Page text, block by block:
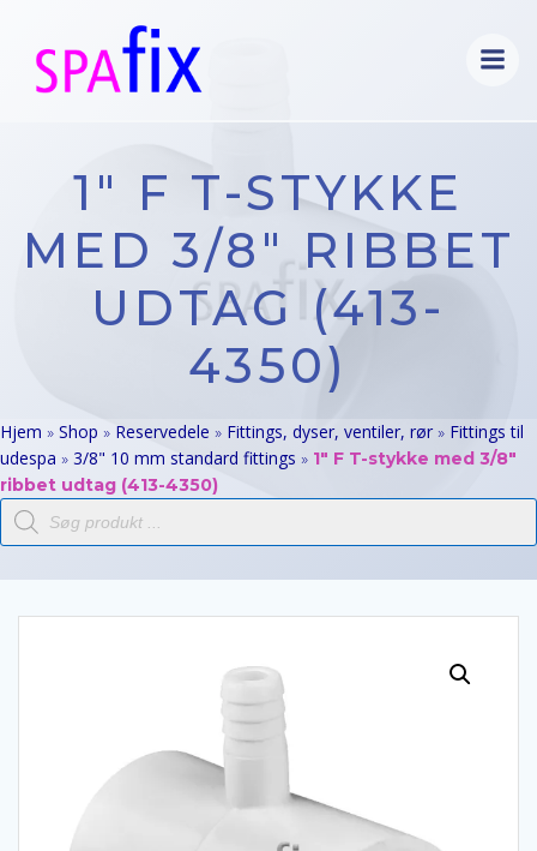
indhold
1″ F T-STYKKE
MED 3/8″ RIBBET
UDTAG (413-
4350)
Hjem » Shop » Reservedele » Fittings, dyser, ventiler, rør » Fittings til
udespa » 3/8" 10 mm standard fittings » 1″ F T-stykke med 3/8″
ribbet udtag (413-4350)
Products
search